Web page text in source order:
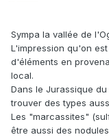
Sympa la vallée de
L'impression qu'on
d'éléments en
local.
Dans le Jurassique
trouver des types
Les "marcassites"
être aussi des